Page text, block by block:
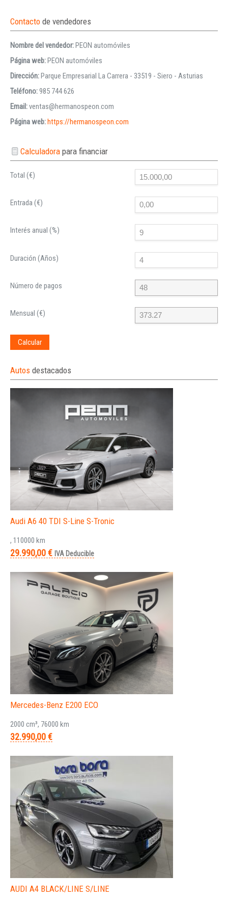
Contacto de vendedores
Nombre del vendedor:PEON automóviles
Página web:PEON automóviles
Dirección:Parque Empresarial La Carrera - 33519 - Siero - Asturias
Teléfono:985 744 626
Email:ventas@hermanospeon.com
Página web:https://hermanospeon.com
Calculadorapara financiar
Total (€)
Entrada (€)
Interés anual (%)
Duración (Años)
Número de pagos
Mensual (€)
Calcular
Autos destacados
Audi A6 40 TDI S-Line S-Tronic
, 110000 km
29.990,00 € IVA Deducible
Mercedes-Benz E200 ECO
2000 cm³, 76000 km
32.990,00 €
AUDI A4 BLACK/LINE S/LINE